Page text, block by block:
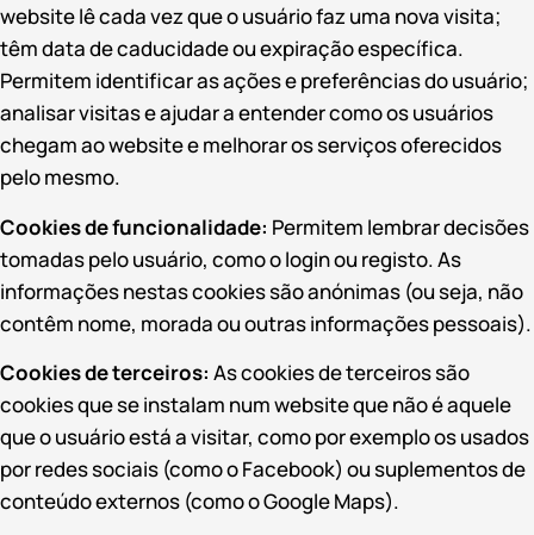
website lê cada vez que o usuário faz uma nova visita;
têm data de caducidade ou expiração específica.
Permitem identificar as ações e preferências do usuário;
analisar visitas e ajudar a entender como os usuários
chegam ao website e melhorar os serviços oferecidos
pelo mesmo.
Cookies de funcionalidade: Permitem lembrar decisões
tomadas pelo usuário, como o login ou registo. As
informações nestas cookies são anónimas (ou seja, não
contêm nome, morada ou outras informações pessoais).
Cookies de terceiros: As cookies de terceiros são
cookies que se instalam num website que não é aquele
que o usuário está a visitar, como por exemplo os usados ​​
por redes sociais (como o Facebook) ou suplementos de
conteúdo externos (como o Google Maps).